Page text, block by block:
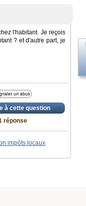
l'habitant. Je reçois
? et d'autre part, je
à cette question
réponse
impôts locaux